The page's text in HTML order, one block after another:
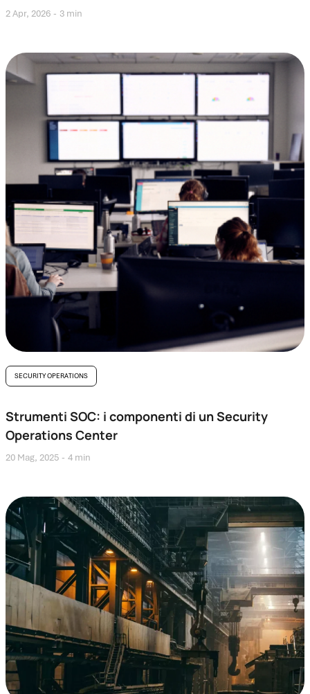
2 Apr, 2026 3 min
SECURITY OPERATIONS
Strumenti SOC: i componenti di un Security
Operations Center
20 Mag, 2025 4 min